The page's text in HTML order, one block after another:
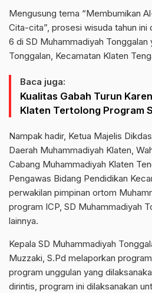
Mengusung tema “Membumikan
Cita-cita”, prosesi wisuda tahun ini
6 di SD Muhammadiyah Tonggalan
Tonggalan, Kecamatan Klaten
Baca juga:
Kualitas Gabah Turun
Klaten Tertolong Program
Nampak hadir, Ketua Majelis
Daerah Muhammadiyah Klaten,
Cabang Muhammadiyah Klaten
Pengawas Bidang Pendidikan
perwakilan pimpinan ortom
program ICP, SD Muhammadiyah
lainnya.
Kepala SD Muhammadiyah
Muzzaki, S.Pd melaporkan
program unggulan yang
dirintis, program ini dilaksanakan